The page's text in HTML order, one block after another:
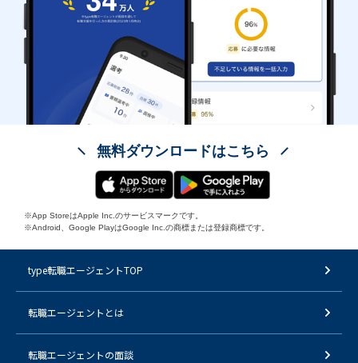
無料ダウンロードはこちら
※App StoreはApple Inc.のサービスマークです。
※Android、Google PlayはGoogle Inc.の商標または登録商標です。
type転職エージェントTOP
転職エージェントとは
転職エージェントの面談